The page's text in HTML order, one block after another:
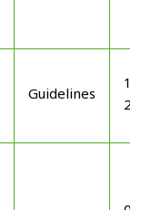
Guidelines